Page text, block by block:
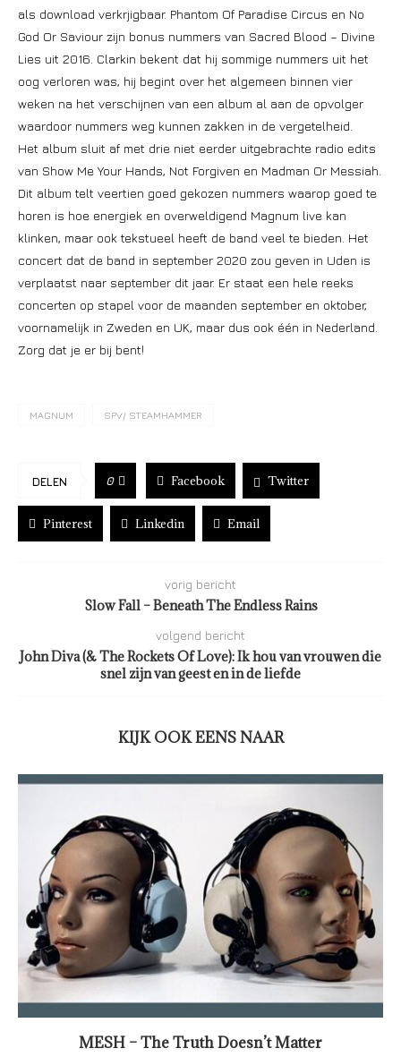
als download verkrjigbaar. Phantom Of Paradise Circus en No
God Or Saviour zijn bonus nummers van Sacred Blood – Divine
Lies uit 2016. Clarkin bekent dat hij sommige nummers uit het
oog verloren was, hij begint over het algemeen binnen vier
weken na het verschijnen van een album al aan de opvolger
waardoor nummers weg kunnen zakken in de vergetelheid.
Het album sluit af met drie niet eerder uitgebrachte radio edits
van Show Me Your Hands, Not Forgiven en Madman Or Messiah.
Dit album telt veertien goed gekozen nummers waarop goed te
horen is hoe energiek en overweldigend Magnum live kan
klinken, maar ook tekstueel heeft de band veel te bieden. Het
concert dat de band in september 2020 zou geven in Uden is
verplaatst naar september dit jaar. Er staat een hele reeks
concerten op stapel voor de maanden september en oktober,
voornamelijk in Zweden en UK, maar dus ook één in Nederland.
Zorg dat je er bij bent!
MAGNUM SPV/ STEAMHAMMER
DELEN 0 Facebook Twitter
Pinterest Linkedin Email
vorig bericht
Slow Fall – Beneath The Endless Rains
volgend bericht
John Diva (& The Rockets Of Love): Ik hou van vrouwen die
snel zijn van geest en in de liefde
KIJK OOK EENS NAAR
MESH – The Truth Doesn’t Matter